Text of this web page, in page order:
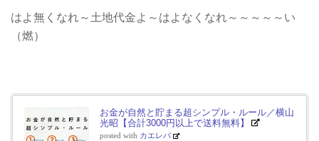
はよ無くなれ～土地代金よ～はよなくなれ～～～～～い
（燃）
お金が自然と貯まる超シンプル・ルール／横山
光昭【合計3000円以上で送料無料】
posted with カエレバ